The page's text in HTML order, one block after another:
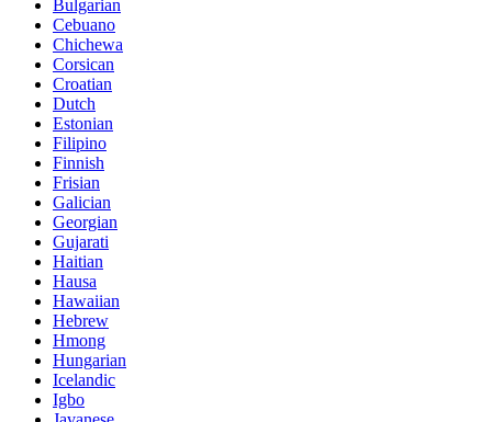
Bulgarian
Cebuano
Chichewa
Corsican
Croatian
Dutch
Estonian
Filipino
Finnish
Frisian
Galician
Georgian
Gujarati
Haitian
Hausa
Hawaiian
Hebrew
Hmong
Hungarian
Icelandic
Igbo